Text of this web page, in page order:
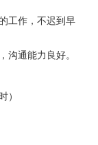
工作，不迟到早
通能力良好。